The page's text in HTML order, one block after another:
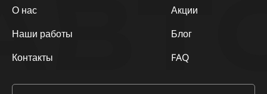
О нас
Наши работы
Контакты
Акции
Блог
FAQ